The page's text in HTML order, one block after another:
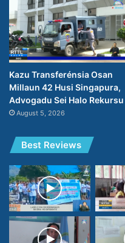
Kazu Transferénsia Osan
Millaun 42 Husi Singapura,
Advogadu Sei Halo Rekursu
August 5, 2026
Best Reviews